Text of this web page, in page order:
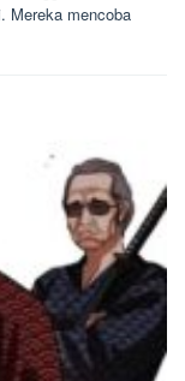
Mereka mencoba